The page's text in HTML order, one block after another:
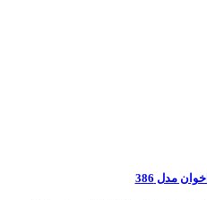
مدل 386